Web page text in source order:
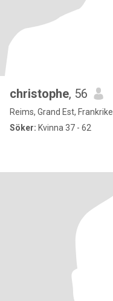
christophe, 56
Reims, Grand Est, Frankrike
Söker: Kvinna 37 - 62